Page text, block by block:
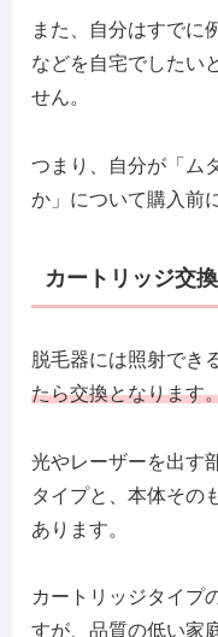
また、自分はすでに
などを自宅でしたい
せん。
つまり、自分が「ム
か」について購入前
カートリッジ交
脱毛器には照射でき
たら交換となります
光やレーザーを出す
タイプと、本体その
あります。
カートリッジタイプ
すが、品質の低い家